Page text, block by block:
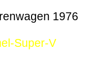
1976
Super-V